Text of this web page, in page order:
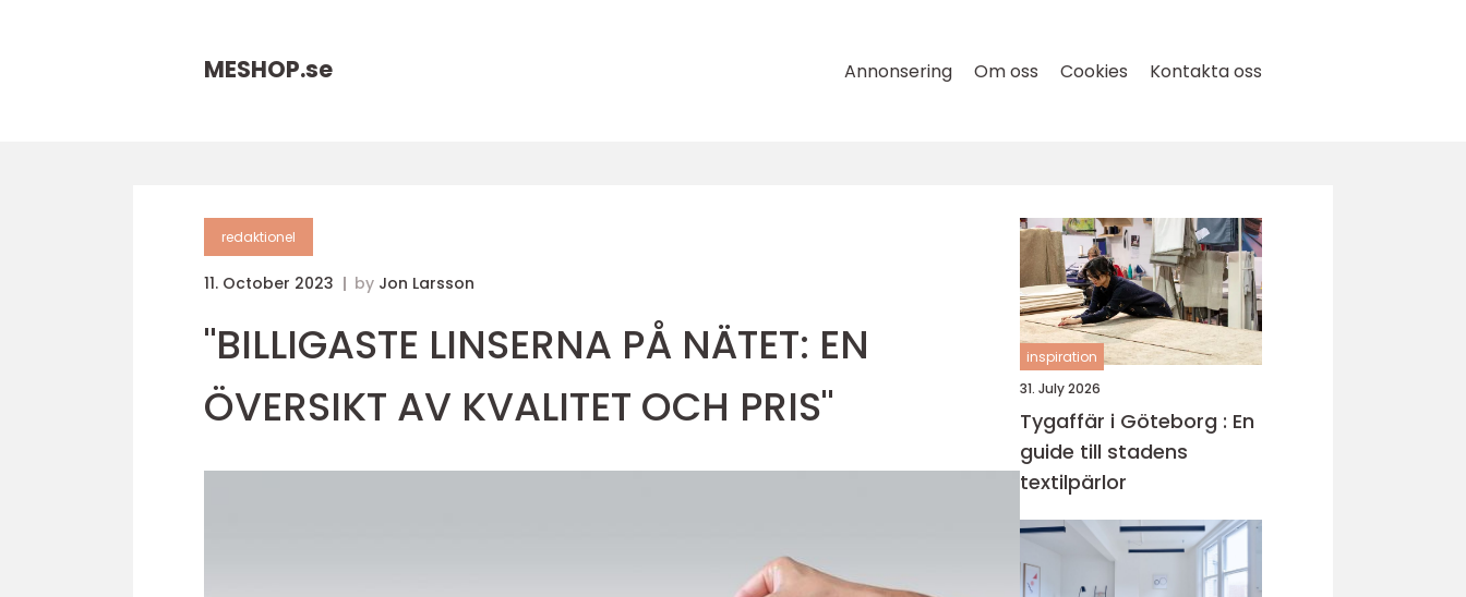
MESHOP.se Annonsering Om oss Cookies Kontakta oss
redaktionel
11. October 2023 by Jon Larsson
"BILLIGASTE LINSERNA PÅ NÄTET: EN
ÖVERSIKT AV KVALITET OCH PRIS"
inspiration
31. July 2026
Tygaffär i Göteborg : En
guide till stadens
textilpärlor